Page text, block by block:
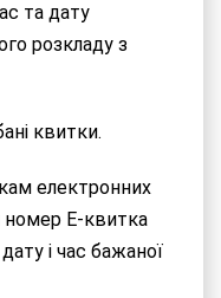
та дату
розкладу з
квитки.
електронних
номер E-квитка
і час бажаної